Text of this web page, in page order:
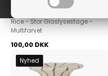
Rice
Rice - Stor Glaslysestage -
Multifarvet
100,00 DKK
Nyhed